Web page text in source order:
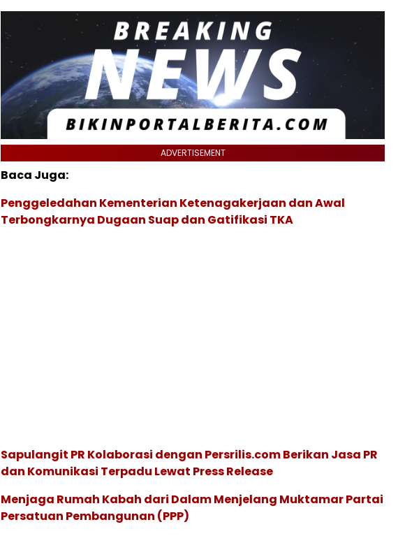
ADVERTISEMENT
Baca Juga:
Penggeledahan Kementerian Ketenagakerjaan dan Awal
Terbongkarnya Dugaan Suap dan Gatifikasi TKA
Sapulangit PR Kolaborasi dengan Persrilis.com Berikan Jasa PR
dan Komunikasi Terpadu Lewat Press Release
Menjaga Rumah Kabah dari Dalam Menjelang Muktamar Partai
Persatuan Pembangunan (PPP)